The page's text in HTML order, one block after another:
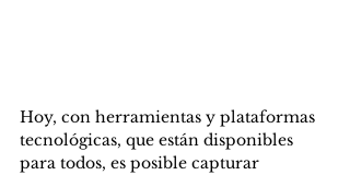
Hoy, con herramientas y plataformas
tecnológicas, que están disponibles
para todos, es posible capturar